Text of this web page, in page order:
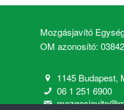
Mozgásjavító
OM azonosító:
1145 Budapest,
06 1 251 6900